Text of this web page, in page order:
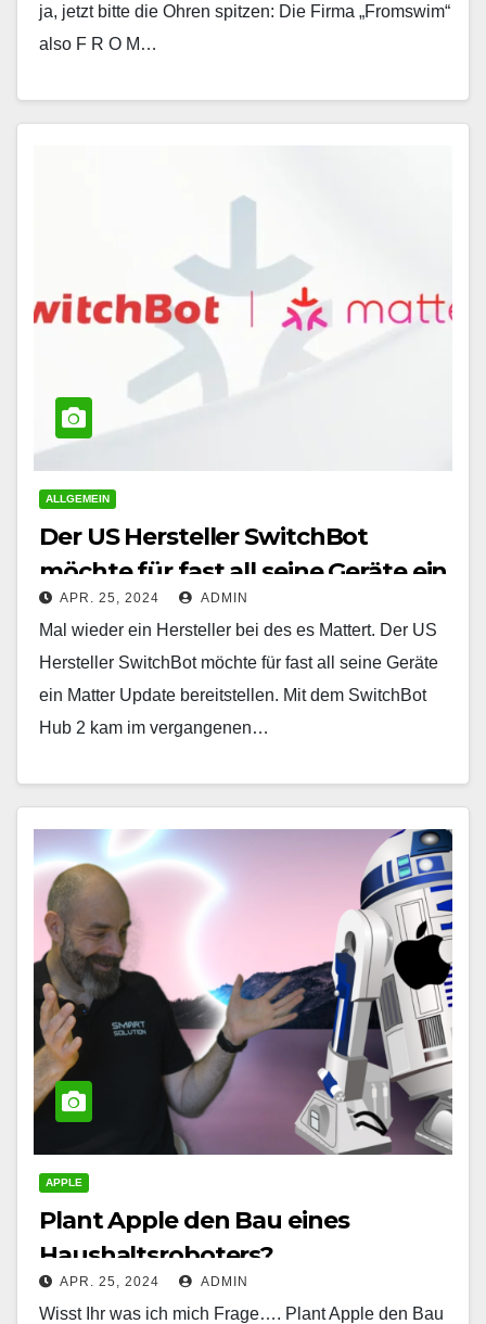
ja, jetzt bitte die Ohren spitzen: Die Firma „Fromswim“
also F R O M…
ALLGEMEIN
Der US Hersteller SwitchBot
möchte für fast all seine Geräte ein
Matter Update bereitstellen
APR. 25, 2024 ADMIN
Mal wieder ein Hersteller bei des es Mattert. Der US
Hersteller SwitchBot möchte für fast all seine Geräte
ein Matter Update bereitstellen. Mit dem SwitchBot
Hub 2 kam im vergangenen…
APPLE
Plant Apple den Bau eines
Haushaltsroboters?
APR. 25, 2024 ADMIN
Wisst Ihr was ich mich Frage…. Plant Apple den Bau